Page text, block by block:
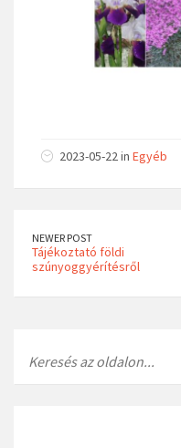
2023-05-22 in Egyéb
NEWER POST
Tájékoztató földi
szúnyoggyérítésről